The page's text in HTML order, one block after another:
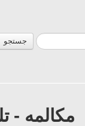
جستجو
زبان انگلیسی در